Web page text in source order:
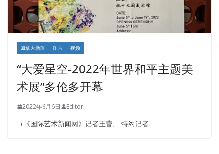
加拿大新闻 图片 视频
“大爱星空-2022年世界和平主题美
术展”多伦多开幕
2022年6月6日 Editor
（《国际艺术新闻网》记者王蕾、 特约记者